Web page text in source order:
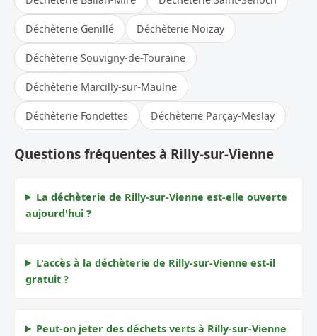
Déchèterie Genillé Déchèterie Noizay
Déchèterie Souvigny-de-Touraine
Déchèterie Marcilly-sur-Maulne
Déchèterie Fondettes Déchèterie Parçay-Meslay
Questions fréquentes à Rilly-sur-Vienne
La déchèterie de Rilly-sur-Vienne est-elle ouverte
aujourd'hui ?
L'accès à la déchèterie de Rilly-sur-Vienne est-il
gratuit ?
Peut-on jeter des déchets verts à Rilly-sur-Vienne